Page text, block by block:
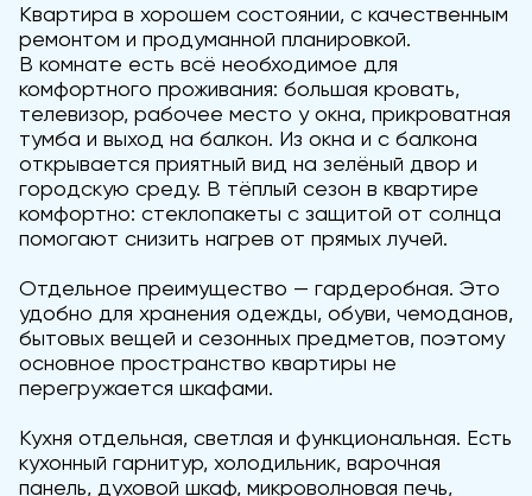
Квартира в хорошем состоянии, с качественным
ремонтом и продуманной планировкой.
В комнате есть всё необходимое для
комфортного проживания: большая кровать,
телевизор, рабочее место у окна, прикроватная
тумба и выход на балкон. Из окна и с балкона
открывается приятный вид на зелёный двор и
городскую среду. В тёплый сезон в квартире
комфортно: стеклопакеты с защитой от солнца
помогают снизить нагрев от прямых лучей.
Отдельное преимущество — гардеробная. Это
удобно для хранения одежды, обуви, чемоданов,
бытовых вещей и сезонных предметов, поэтому
основное пространство квартиры не
перегружается шкафами.
Кухня отдельная, светлая и функциональная. Есть
кухонный гарнитур, холодильник, варочная
панель, духовой шкаф, микроволновая печь,